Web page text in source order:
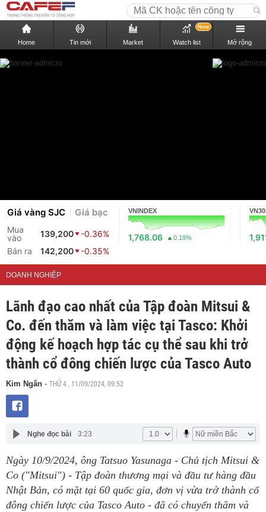
Home Tin mới Market Watch list
New
Mở rộng
Giá vàng SJC Giá bạc
Mua
vào
139,200
-0.36%
Bán ra
142,200 -0.35%
VNINDEX
1,768.06 0.19%
VN30
DOANH NGHIỆP
Lãnh đạo cao nhất của Tập đoàn Mitsui &
Co. đến thăm và làm việc tại Tasco: Khởi
động kế hoạch hợp tác cụ thể sau khi trở
thành cổ đông chiến lược của Tasco Auto
Kim Ngân - THỨ 4 , 11/09/2024, 09:52
Nghe đọc bài 3:23
Ngày 10/9/2024, ông Tatsuo Yasunaga - Chủ tịch Mitsui &
Co ("Mitsui") - Tập đoàn thương mại và đầu tư hàng đầu
Nhật Bản, có mặt tại 60 quốc gia, đơn vị vừa trở thành cổ
đông chiến lược của Tasco Auto - đã có chuyến thăm và